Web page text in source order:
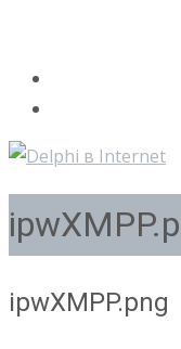
ipwXMPP.png